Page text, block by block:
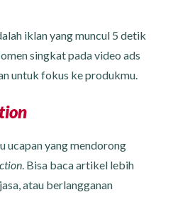
iklan yang muncul 5 detik
singkat pada video ads
untuk fokus ke produkmu.
ucapan yang mendorong
. Bisa baca artikel lebih
atau berlangganan